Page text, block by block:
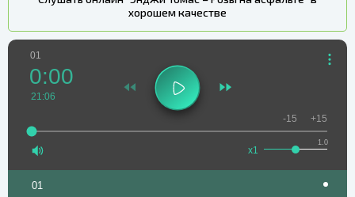
хорошем качестве
01
0:00
21:06
1.0
x1
-15 +15
01